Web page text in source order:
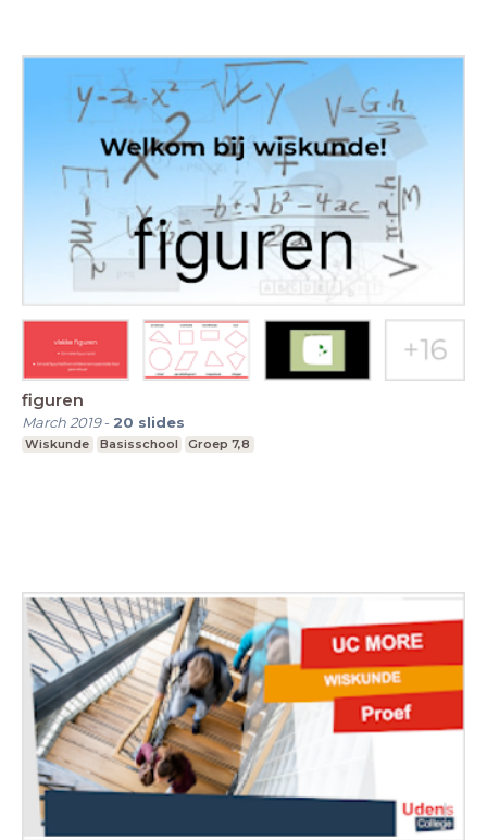
figuren
March 2019- 20 slides
Wiskunde Basisschool Groep 7,8